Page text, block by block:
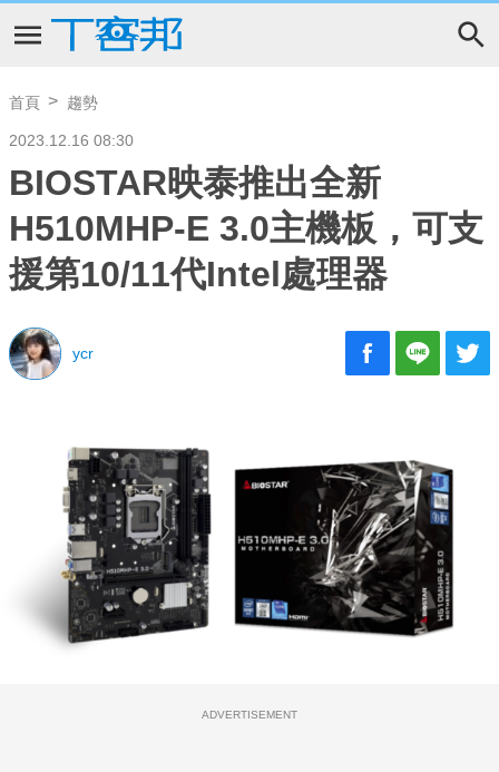
首頁 趨勢
2023.12.16 08:30
BIOSTAR映泰推出全新
H510MHP-E 3.0主機板，可支
援第10/11代Intel處理器
ycr
ADVERTISEMENT